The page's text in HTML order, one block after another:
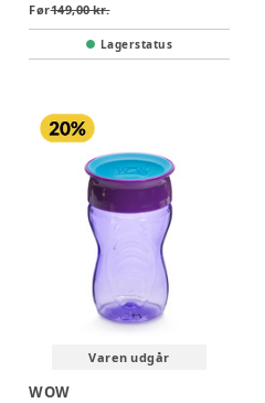
Før149,00 kr.
Lagerstatus
Varen udgår
WOW